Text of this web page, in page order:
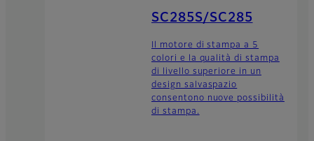
SC285S/SC285
Il motore di stampa a 5
colori e la qualità di stampa
di livello superiore in un
design salvaspazio
consentono nuove possibilità
di stampa.